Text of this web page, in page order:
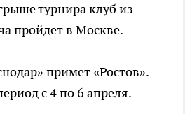
турнира клуб из
пройдет в Москве.
примет «Ростов».
с 4 по 6 апреля.